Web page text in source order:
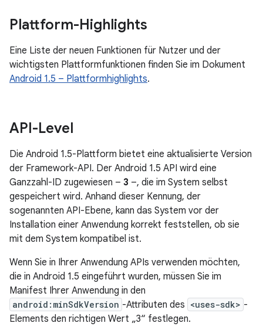
Plattform-Highlights
Eine Liste der neuen Funktionen für Nutzer und der
wichtigsten Plattformfunktionen finden Sie im Dokument
Android 1.5 – Plattformhighlights.
API-Level
Die Android 1.5-Plattform bietet eine aktualisierte Version
der Framework-API. Der Android 1.5 API wird eine
Ganzzahl-ID zugewiesen – 3 –, die im System selbst
gespeichert wird. Anhand dieser Kennung, der
sogenannten API-Ebene, kann das System vor der
Installation einer Anwendung korrekt feststellen, ob sie
mit dem System kompatibel ist.
Wenn Sie in Ihrer Anwendung APIs verwenden möchten,
die in Android 1.5 eingeführt wurden, müssen Sie im
Manifest Ihrer Anwendung in den
android:minSdkVersion -Attributen des <uses-sdk> -
Elements den richtigen Wert „3“ festlegen.